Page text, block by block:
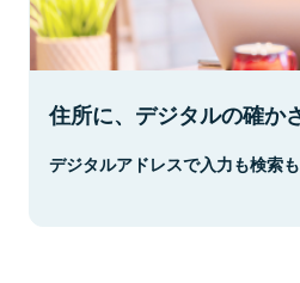
住所に、デジタルの確か
デジタルアドレスで入力も検索も